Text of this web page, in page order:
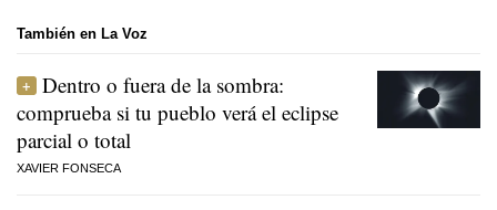
También en La Voz
Dentro o fuera de la sombra:
comprueba si tu pueblo verá el eclipse
parcial o total
XAVIER FONSECA